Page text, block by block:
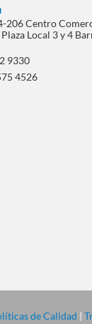
206 Centro
Local 3 y 4
9330
4526
de Calidad |